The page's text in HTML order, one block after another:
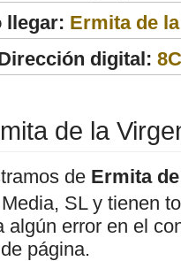
llegar: Ermita de
digital:
de la
de Ermita
SL y tienen
algún error en el
página.